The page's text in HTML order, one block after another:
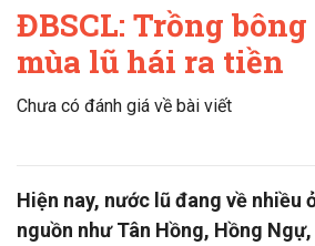
ĐBSCL: Trồng
mùa lũ hái ra tiền
Chưa có đánh giá về bài viết
Hiện nay, nước lũ đang về nhiều
nguồn như Tân Hồng, Hồng